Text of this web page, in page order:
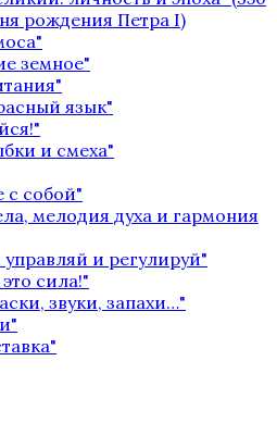
рождения Петра I)
земное"
язык"
и смеха"
с собой"
мелодия духа и гармония
управляй и регулируй"
сила!"
звуки, запахи…"